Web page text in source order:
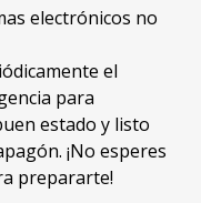
electrónicos no
el
para
estado y listo
¡No esperes
prepararte!